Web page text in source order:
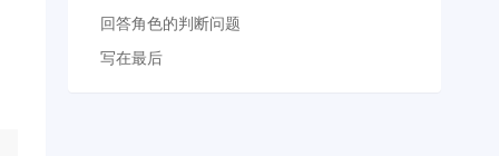
回答角色的判断问题
写在最后